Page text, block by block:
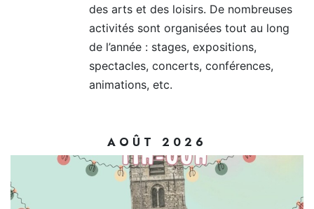
des arts et des loisirs. De nombreuses
activités sont organisées tout au long
de l’année : stages, expositions,
spectacles, concerts, conférences,
animations, etc.
AOÛT 2026